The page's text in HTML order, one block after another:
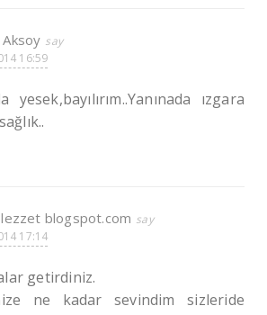
16:59
ızgara
blogspot.com
17:14
getirdiniz.
ne kadar sevindim sizleride